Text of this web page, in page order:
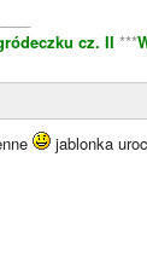
cz. II ***
jablonka